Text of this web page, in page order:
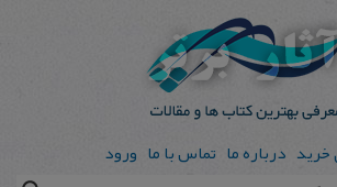
خرید درباره ما تماس با ما ورود